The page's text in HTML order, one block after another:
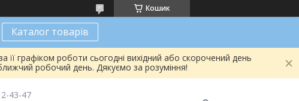
Кошик
Каталог товарів
графіком роботи сьогодні вихідний або скорочений день
робочий день. Дякуємо за розуміння!
43-47